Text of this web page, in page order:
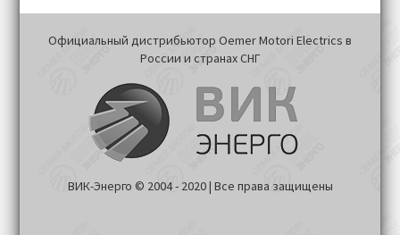
Официальный дистрибьютор Oemer Motori Electrics в
России и странах СНГ
ВИК-Энерго © 2004 - 2020 | Все права защищены